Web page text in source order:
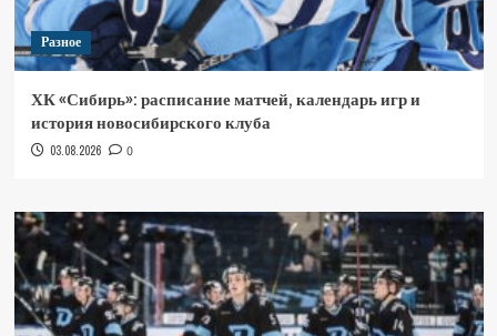
Разное
ХК «Сибирь»: расписание матчей, календарь игр и
история новосибирского клуба
03.08.2026 0